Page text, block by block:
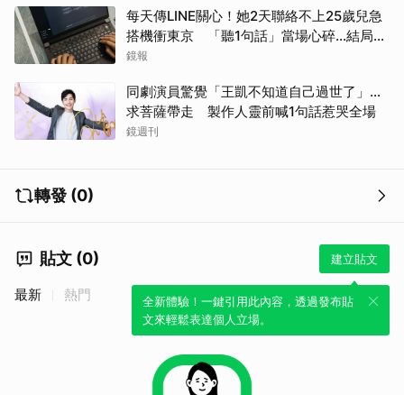
每天傳LINE關心！她2天聯絡不上25歲兒急
搭機衝東京 「聽1句話」當場心碎...結局看
哭網
鏡報
同劇演員驚覺「王凱不知道自己過世了」...
求菩薩帶走 製作人靈前喊1句話惹哭全場
鏡週刊
轉發 (0)
貼文 (0) 建立貼文
全新體驗！一鍵引用此內容，透過發布貼
文來輕鬆表達個人立場。
最新 熱門